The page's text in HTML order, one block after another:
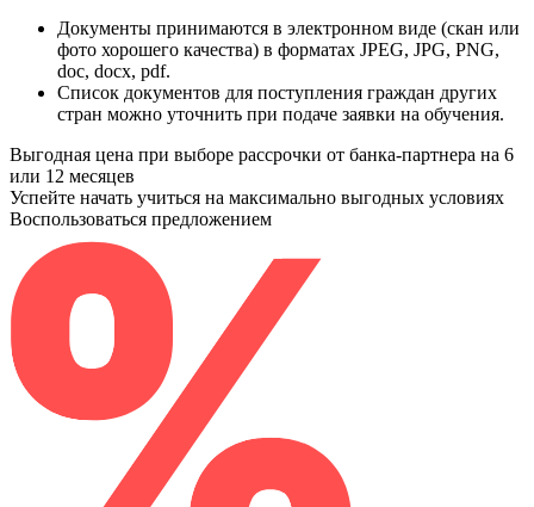
Документы принимаются в электронном виде (скан или
фото хорошего качества) в форматах JPEG, JPG, PNG,
doc, docx, pdf.
Список документов для поступления граждан других
стран можно уточнить при подаче заявки на обучения.
Выгодная цена при выборе рассрочки от банка-партнера на 6
или 12 месяцев
Успейте начать учиться на максимально выгодных условиях
Воспользоваться предложением